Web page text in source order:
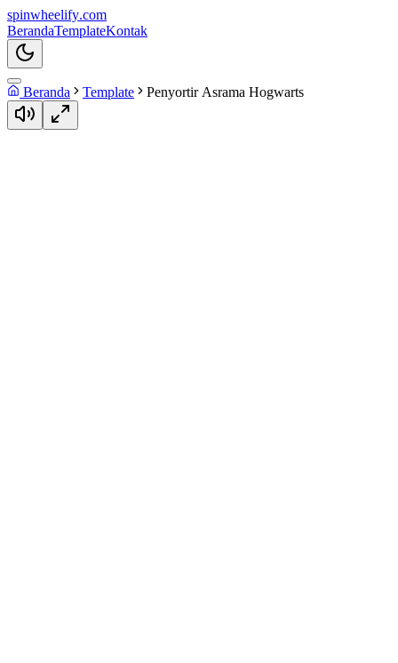
spinwheelify.com
BerandaTemplateKontak
Beranda Template Penyortir Asrama Hogwarts